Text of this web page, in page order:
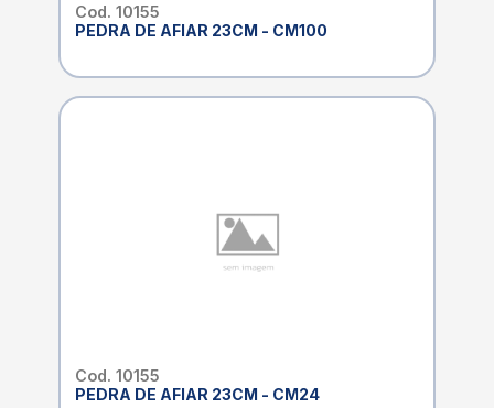
Cod. 10155
PEDRA DE AFIAR 23CM - CM100
Cod. 10155
PEDRA DE AFIAR 23CM - CM24